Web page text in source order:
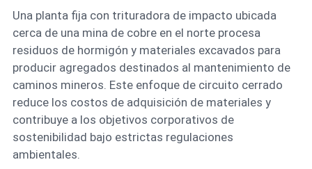
Una planta fija con trituradora de impacto ubicada
cerca de una mina de cobre en el norte procesa
residuos de hormigón y materiales excavados para
producir agregados destinados al mantenimiento de
caminos mineros. Este enfoque de circuito cerrado
reduce los costos de adquisición de materiales y
contribuye a los objetivos corporativos de
sostenibilidad bajo estrictas regulaciones
ambientales.